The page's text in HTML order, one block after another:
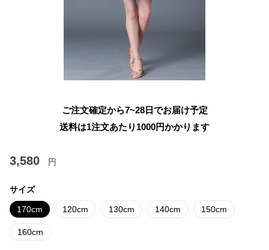
ご注文確定から7~28日でお届け予定
送料は1注文あたり 1000円かかります
3,580 円
サイズ
170cm 120cm 130cm 140cm 150cm
160cm